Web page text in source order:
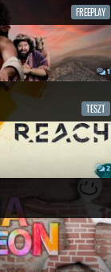
FREEPLAY
1
TESZT
2